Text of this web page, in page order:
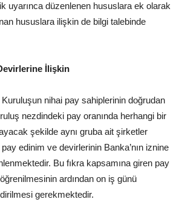
uyarınca düzenlenen hususlara ek olarak
hususlara ilişkin de bilgi talebinde
İlişkin
nihai pay sahiplerinin doğrudan
nezdindeki pay oranında herhangi bir
şekilde aynı gruba ait şirketler
edinim ve devirlerinin Banka’nın iznine
Bu fıkra kapsamına giren pay
ardından on iş günü
gerekmektedir.